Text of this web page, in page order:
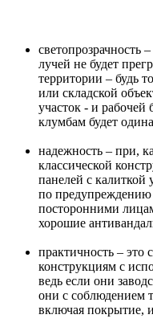
светопрозрачность
лучей не будет
территории – будь
или складской
участок - и
клумбам будет
надежность – при,
классической
панелей с
по предупреждению
посторонними
хорошие
практичность – это
конструкциям с
ведь если они
они с соблюдением
включая покрытие,